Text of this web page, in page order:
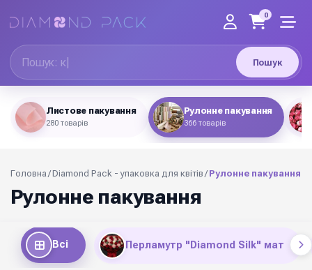
Пошук
0
Листове пакування
280 товарів
Рулонне пакування
366 товарів
Головна /Diamond Pack - упаковка для квітів / Рулонне пакування
Рулонне пакування
Всі Перламутр "Diamond Silk" мат